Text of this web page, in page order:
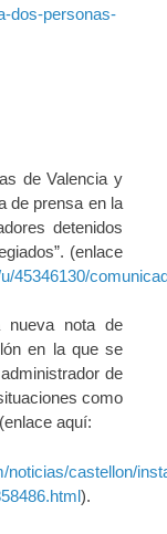
dos-personas-
de Valencia y
de prensa en la
detenidos
(enlace
45346130/
nota de
en la que se
de
como
aquí:
noticias/castellon/
).